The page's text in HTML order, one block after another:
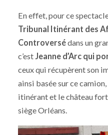
En effet, pour ce
Tribunal Itinérant des
Controversédans un
c’estJeanne d’Arc qui
ceux qui récupèrent son
ainsi basée sur ce
itinérant et le château
siège Orléans.